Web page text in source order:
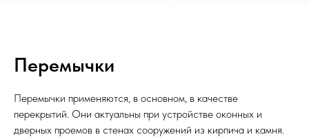
Перемычки
Перемычки применяются, в основном, в качестве
перекрытий. Они актуальны при устройстве оконных и
дверных проемов в стенах сооружений из кирпича и камня.